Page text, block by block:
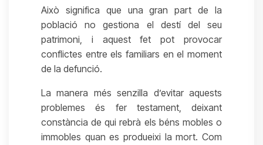
Això significa que una gran part de la
població no gestiona el destí del seu
patrimoni, i aquest fet pot provocar
conflictes entre els familiars en el moment
de la defunció.
La manera més senzilla d’evitar aquests
problemes és fer testament, deixant
constància de qui rebrà els béns mobles o
immobles quan es produeixi la mort. Com